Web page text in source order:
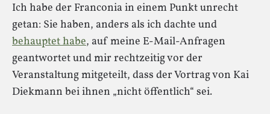
Ich habe der Franconia in einem Punkt unrecht
getan: Sie haben, anders als ich dachte und
behauptet habe, auf meine E-Mail-Anfragen
geantwortet und mir rechtzeitig vor der
Veranstaltung mitgeteilt, dass der Vortrag von Kai
Diekmann bei ihnen „nicht öffentlich“ sei.